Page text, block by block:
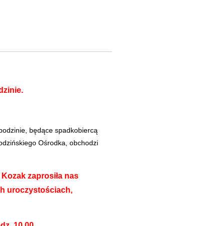
będące spadkobiercą
Ośrodka, obchodzi
zaprosiła nas
uroczystościach,